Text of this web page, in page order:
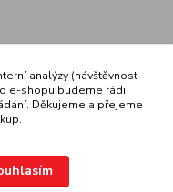
analýzy (návštěvnost
e-shopu budeme rádi,
Děkujeme a přejeme